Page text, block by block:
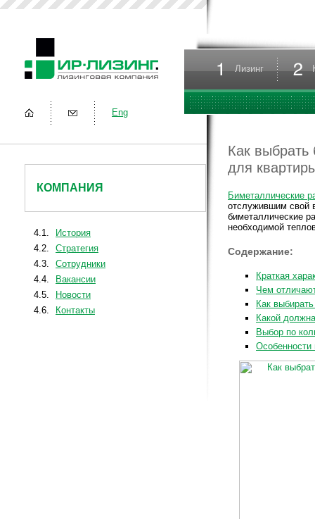
Eng
КОМПАНИЯ
4.1.
История
4.2.
Стратегия
4.3.
Сотрудники
4.4.
Вакансии
4.5.
Новости
4.6.
Контакты
Лизинг
Как выбрать
для
Биметаллические
отслужившим свой
биметаллические
необходимой
Содержание:
Краткая
Чем
Как
Какой
Выбор по
Особенности